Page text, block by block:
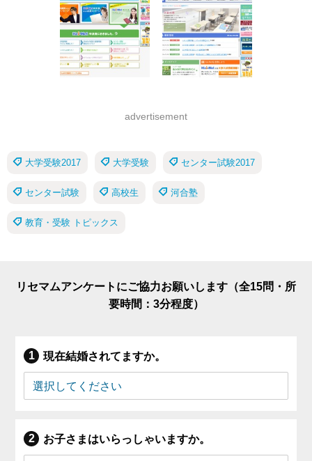
advertisement
大学受験2017 大学受験 センター試験2017
センター試験 高校生 河合塾
教育・受験 トピックス
リセマムアンケートにご協力お願いします（全15問・所
要時間：3分程度）
現在結婚されてますか。
お子さまはいらっしゃいますか。